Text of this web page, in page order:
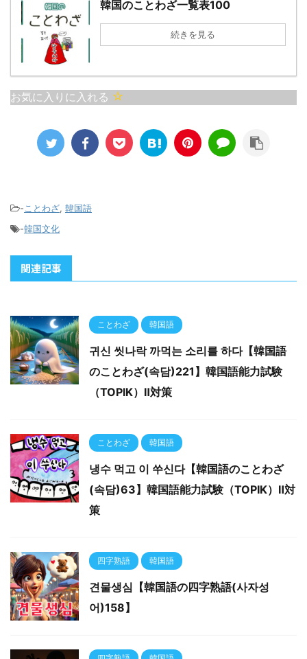
勝つことだ」 意味: 物事
をあきらめたり、意図的
に譲歩することが、最終
的にはより大きな利益や
成功、または調和をもた
らすという考えを表して
います。時には戦わずし
略的な思想です。 日本語
の諺で似た意味を持つも
な争いは相手に勝利を譲
る方が賢 ...
のお金と巻き物の中のお
金は同じ」という意味で
使われる韓国のことわざ
分ける必要がない」場
合、 またはお金を「不適
切に使う様子」を表現す
体的には、組織内で公金
を私的に扱う場面で用い
韓国のことわざ一覧表100
続きを見る
お気に入りに入れる
-ことわざ, 韓国語
-韓国文化
関連記事
ことわざ 韓国語
귀신 씻나락 까먹는 소리를 하다【韓国語
のことわざ(속담)221】韓国語能力試験
（TOPIK）Ⅱ対策
ことわざ 韓国語
냉수 먹고 이 쑤신다【韓国語のことわざ
(속담)63】韓国語能力試験（TOPIK）Ⅱ対
策
四字熟語 韓国語
견물생심【韓国語の四字熟語(사자성
어)158】